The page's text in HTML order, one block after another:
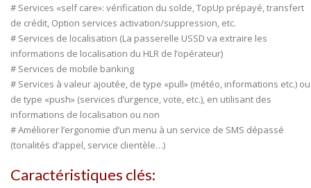
# Services «self care»: vérification du solde, TopUp prépayé, transfert
de crédit, Option services activation/suppression, etc.
# Services de localisation (La passerelle USSD va extraire les
informations de localisation du HLR de l’opérateur)
# Services de mobile banking
# Services à valeur ajoutée, de type «pull» (météo, informations etc.) ou
de type «push» (services d’urgence, vote, etc.), en utilisant des
informations de localisation ou non
# Améliorer l’ergonomie d’un menu à un service de SMS dépassé
(tonalités d’appel, service clientèle…)
Caractéristiques clés: